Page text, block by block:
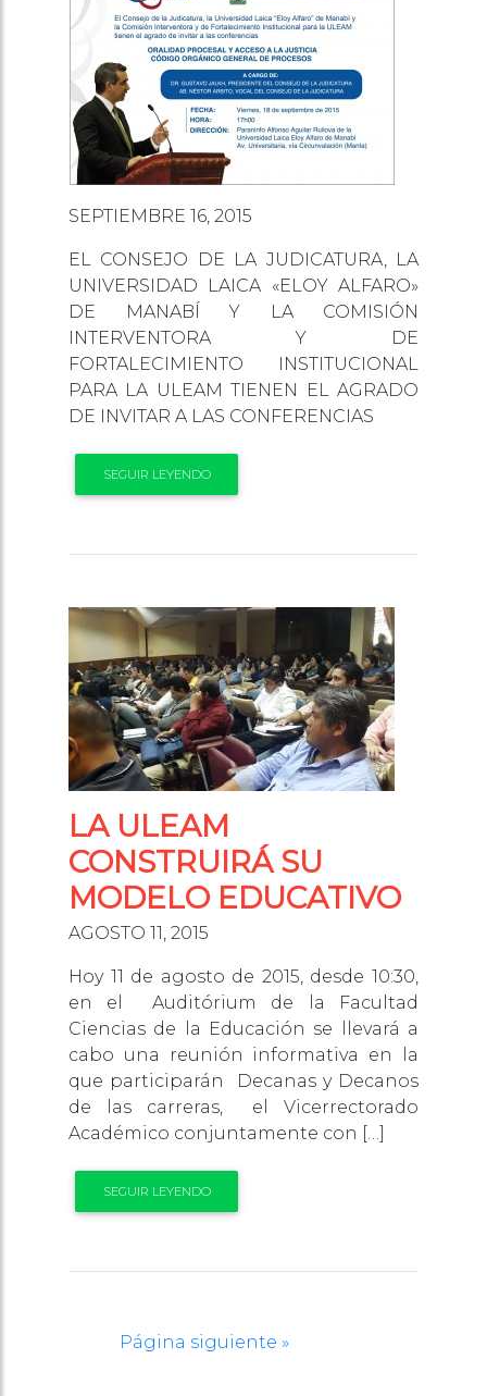
SEPTIEMBRE 16, 2015
EL CONSEJO DE LA JUDICATURA, LA
UNIVERSIDAD LAICA «ELOY ALFARO»
DE MANABÍ Y LA COMISIÓN
INTERVENTORA Y DE
FORTALECIMIENTO INSTITUCIONAL
PARA LA ULEAM TIENEN EL AGRADO
DE INVITAR A LAS CONFERENCIAS
SEGUIR LEYENDO
LA ULEAM
CONSTRUIRÁ SU
MODELO EDUCATIVO
AGOSTO 11, 2015
Hoy 11 de agosto de 2015, desde 10:30,
en el Auditórium de la Facultad
Ciencias de la Educación se llevará a
cabo una reunión informativa en la
que participarán Decanas y Decanos
de las carreras, el Vicerrectorado
Académico conjuntamente con […]
SEGUIR LEYENDO
Página siguiente »